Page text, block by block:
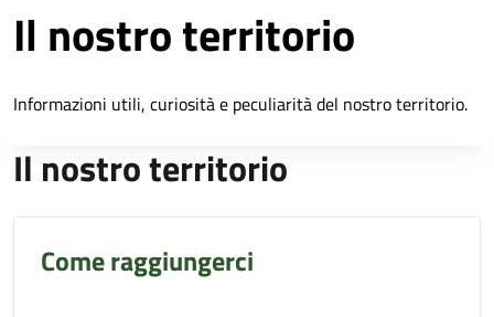
Il nostro territorio
Informazioni utili, curiosità e peculiarità del nostro territorio.
Il nostro territorio
Come raggiungerci